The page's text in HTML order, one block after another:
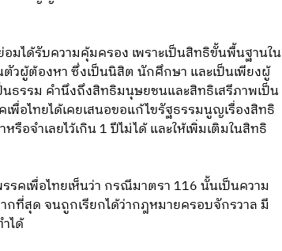
มได้รับความคุ้มครอง เพราะเป็นสิทธิขั้นพื้นฐานใน
วผู้ต้องหา ซึ่งเป็นนิสิต นักศึกษา และเป็นเพียงผู้
ธรรม คำนึงถึงสิทธิมนุษยชนและสิทธิเสรีภาพเป็น
อไทยได้เคยเสนอขอแก้ไขรัฐธรรมนูญเรื่องสิทธิ
อจำเลยไว้เกิน 1 ปีไม่ได้ และให้เพิ่มเติมในสิทธิ
คเพื่อไทยเห็นว่า กรณีมาตรา 116 นั้นเป็นความ
กที่สุด จนถูกเรียกได้ว่ากฎหมายครอบจักรวาล มี
ได้